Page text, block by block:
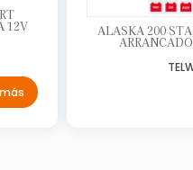
12V ALASKA 200